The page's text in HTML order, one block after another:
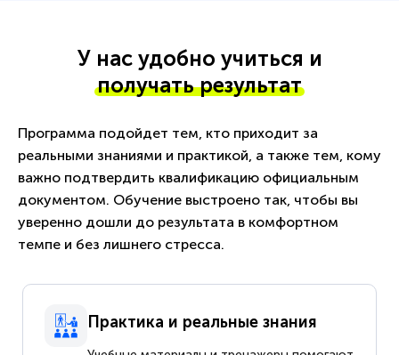
У нас удобно учиться и
получать результат
Программа подойдет тем, кто приходит за
реальными знаниями и практикой, а также тем, кому
важно подтвердить квалификацию официальным
документом. Обучение выстроено так, чтобы вы
уверенно дошли до результата в комфортном
темпе и без лишнего стресса.
Практика и реальные знания